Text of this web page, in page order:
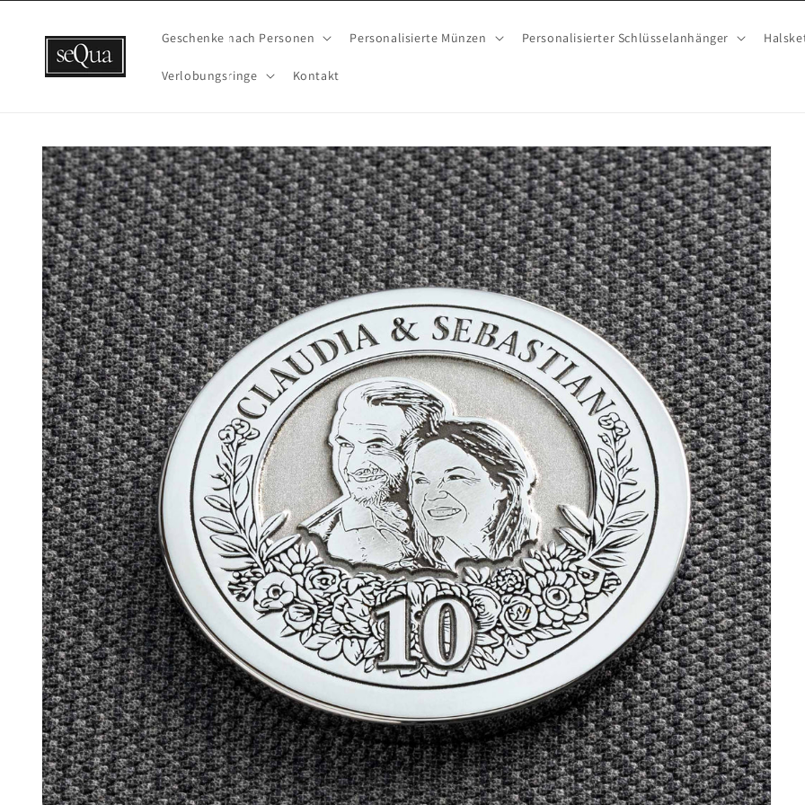
Direkt
Inhalt
Geschenke nach Personen Personalisierte Münzen Personalisierter Schlüsselanhänger
Verlobungsringe Kontakt
Zu
Produktinformationen
springen